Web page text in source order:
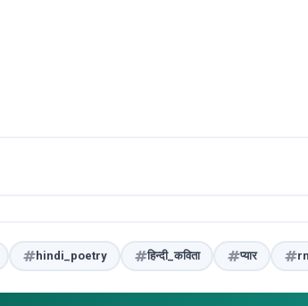
hindi_poetry हिन्दी_कविता प्यार